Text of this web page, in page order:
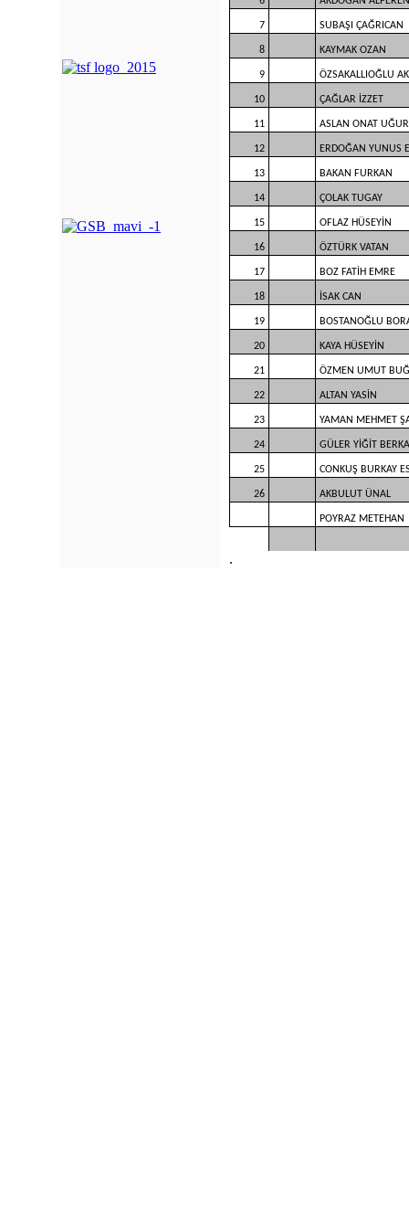
7 SUBAŞI ÇAĞRICAN
8 KAYMAK OZAN
9 ÖZSAKALLIOĞLU
10 ÇAĞLAR İZZET
11 ASLAN ONAT UĞUR
12 ERDOĞAN YUNUS
13 BAKAN FURKAN
14 ÇOLAK TUGAY
15 OFLAZ HÜSEYİN
16 ÖZTÜRK VATAN
17 BOZ FATİH EMRE
18 İSAK CAN
19 BOSTANOĞLU
20 KAYA HÜSEYİN
21 ÖZMEN UMUT
22 ALTAN YASİN
23 YAMAN MEHMET
24 GÜLER YİĞİT
25 CONKUŞ BURKAY
26 AKBULUT ÜNAL
POYRAZ METEHAN
.